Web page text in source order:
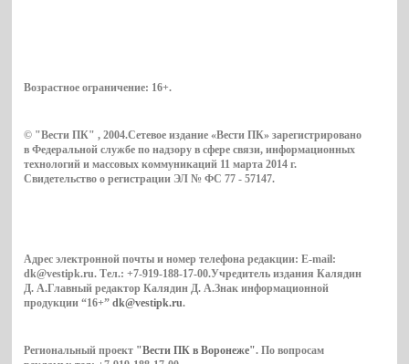
Возрастное ограничение: 16+.
© "Вести ПК" , 2004.Сетевое издание «Вести ПК» зарегистрировано
в Федеральной службе по надзору в сфере связи, информационных
технологий и массовых коммуникаций 11 марта 2014 г.
Свидетельство о регистрации ЭЛ № ФС 77 - 57147.
Адрес электронной почты и номер телефона редакции: E-mail:
dk@vestipk.ru. Тел.: +7-919-188-17-00.Учредитель издания Калядин
Д. А.Главный редактор Калядин Д. А.Знак информационной
продукции “16+”dk@vestipk.ru.
Региональный проект "Вести ПК в Воронеже". По вопросам